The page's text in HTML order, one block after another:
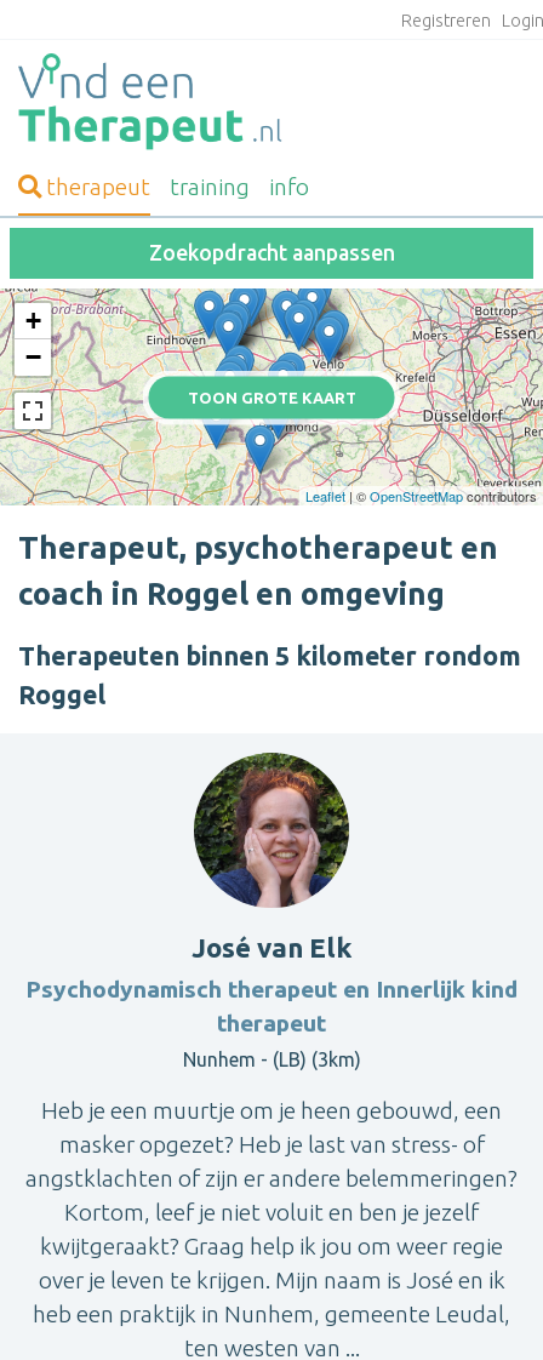
Registreren
therapeut training info
Zoekopdracht aanpassen
TOON GROTE KAART
+
−
Leaflet| ©OpenStreetMapcontributors
Therapeut, psychotherapeut en
coach in Roggel en omgeving
Therapeuten binnen 5 kilometer rondom
Roggel
José van Elk
Psychodynamisch therapeut en Innerlijk kind
therapeut
Nunhem - (LB) (3km)
Heb je een muurtje om je heen gebouwd, een
masker opgezet? Heb je last van stress- of
angstklachten of zijn er andere belemmeringen?
Kortom, leef je niet voluit en ben je jezelf
kwijtgeraakt? Graag help ik jou om weer regie
over je leven te krijgen. Mijn naam is José en ik
heb een praktijk in Nunhem, gemeente Leudal,
ten westen van ...